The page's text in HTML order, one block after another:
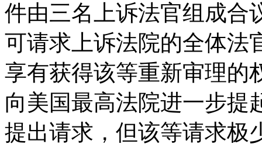
件由三名上诉法官组成合
可请求上诉法院的全体法
享有获得该等重新审理的
向美国最高法院进一步提
提出请求，但该等请求极